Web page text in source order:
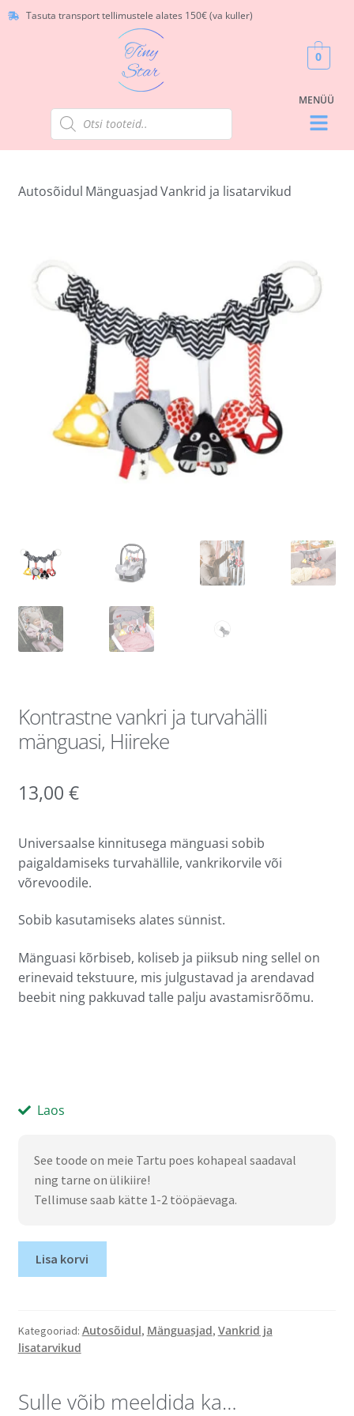
Tasuta transport tellimustele alates 150€ (va kuller)
0
Autosõidul MänguasjadVankrid ja lisatarvikud
Kontrastne vankri ja turvahälli
mänguasi, Hiireke
13,00 €
Universaalse kinnitusega mänguasi sobib
paigaldamiseks turvahällile, vankrikorvile või
võrevoodile.
Sobib kasutamiseks alates sünnist.
Mänguasi kõrbiseb, koliseb ja piiksub ning sellel on
erinevaid tekstuure, mis julgustavad ja arendavad
beebit ning pakkuvad talle palju avastamisrõõmu.
Laos
See toode on meie Tartu poes kohapeal saadaval
ning tarne on ülikiire!
Tellimuse saab kätte 1-2 tööpäevaga.
Lisa korvi
Kategooriad: Autosõidul, Mänguasjad, Vankrid ja
lisatarvikud
Sulle võib meeldida ka…